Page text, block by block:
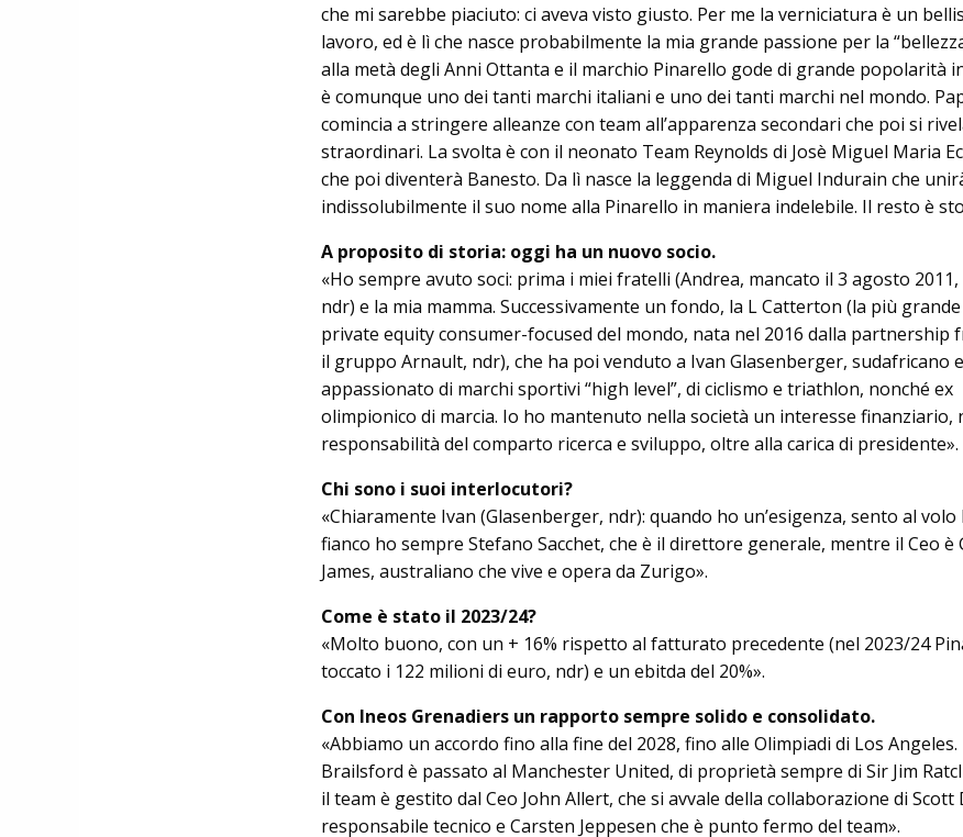
che mi sarebbe piaciuto: ci aveva visto giusto. Per me la verniciatura è un
lavoro, ed è lì che nasce probabilmente la mia grande passione per la
alla metà degli Anni Ot­tan­ta e il marchio Pinarello gode di grande popolarità
è co­munque uno dei tanti marchi italiani e uno dei tanti marchi nel mondo.
comincia a stringere alleanze con team all’apparenza secondari che poi si
straordinari. La svolta è con il neonato Team Reynolds di Josè Mi­guel Maria
che poi diventerà Banesto. Da lì nasce la leggenda di Miguel In­du­rain che
indissolubilmente il suo nome alla Pinarello in maniera indelebile. Il resto è
A proposito di storia: oggi ha un nuovo socio.
«Ho sempre avuto soci: prima i miei fratelli (Andrea, mancato il 3 agosto 2011,
ndr) e la mia mamma. Suc­cessivamente un fondo, la L Cat­ter­ton (la più
private equity consumer-focused del mondo, nata nel 2016 dalla partnership
il gruppo Arnault, ndr), che ha poi venduto a Ivan Glasenberger, sudafricano
appassionato di marchi sportivi “high level”, di ciclismo e triathlon, nonché ex
olimpionico di marcia. Io ho mantenuto nella so­cietà un interesse finanziario,
responsabilità del comparto ricerca e sviluppo, oltre alla carica di presidente».
Chi sono i suoi interlocutori?
«Chiaramente Ivan (Glasenberger, ndr): quando ho un’esigenza, sen­to al volo
fianco ho sempre Ste­fano Sacchet, che è il direttore generale, mentre il Ceo è
James, au­stra­liano che vive e opera da Zurigo».
Come è stato il 2023/24?
«Molto buono, con un + 16% rispetto al fatturato precedente (nel 2023/24
toccato i 122 milioni di euro, ndr) e un ebitda del 20%».
Con Ineos Grenadiers un rapporto sempre solido e consolidato.
«Abbiamo un accordo fino alla fine del 2028, fino alle Olimpiadi di Los An­ge­les.
Brailsford è passato al Man­chester United, di proprietà sempre di Sir Jim
il team è gestito dal Ceo John Allert, che si avvale della collaborazione di Scott
responsabile tecnico e Carsten Jep­pesen che è punto fermo del team».